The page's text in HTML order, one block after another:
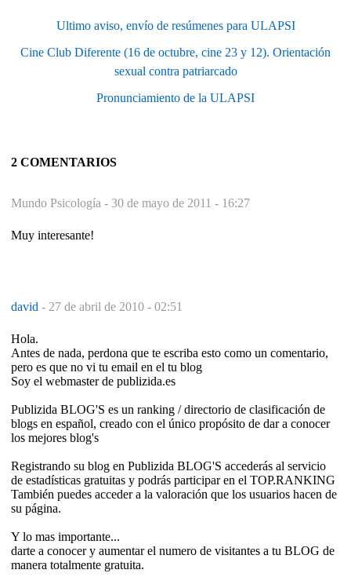
Ultimo aviso, envío de resúmenes para ULAPSI
Cine Club Diferente (16 de octubre, cine 23 y 12). Orientación
sexual contra patriarcado
Pronunciamiento de la ULAPSI
2 COMENTARIOS
Mundo Psicología - 30 de mayo de 2011 - 16:27
Muy interesante!
david - 27 de abril de 2010 - 02:51
Hola.
Antes de nada, perdona que te escriba esto como un comentario,
pero es que no vi tu email en el tu blog
Soy el webmaster de publizida.es
Publizida BLOG'S es un ranking / directorio de clasificación de
blogs en español, creado con el único propósito de dar a conocer
los mejores blog's
Registrando su blog en Publizida BLOG'S accederás al servicio
de estadísticas gratuitas y podrás participar en el TOP.RANKING
También puedes acceder a la valoración que los usuarios hacen de
su página.
Y lo mas importante...
darte a conocer y aumentar el numero de visitantes a tu BLOG de
manera totalmente gratuita.